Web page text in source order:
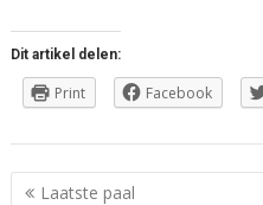
Dit artikel delen:
Print Facebook
Berichtnavigatie
Laatste paal